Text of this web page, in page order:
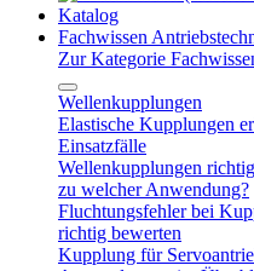
Katalog
Fachwissen
Zur Kategorie
Wellenkupplungen
Elastische Kupplungen
Einsatzfälle
Wellenkupplungen
zu welcher Anwendung?
Fluchtungsfehler bei
richtig bewerten
Kupplung für